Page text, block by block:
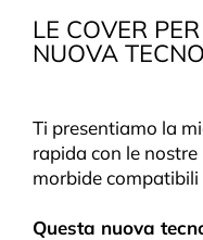
LE COVER
NUOVA
Ti presentiamo la
rapida con le
morbide compatibili
Questa nuova